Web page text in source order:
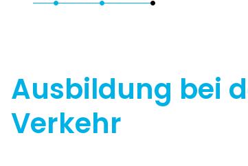
Ausbildung bei
Verkehr